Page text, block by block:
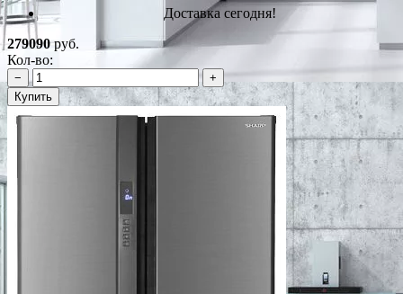
Доставка сегодня!
279090руб.
Кол-во:
−
+
Купить